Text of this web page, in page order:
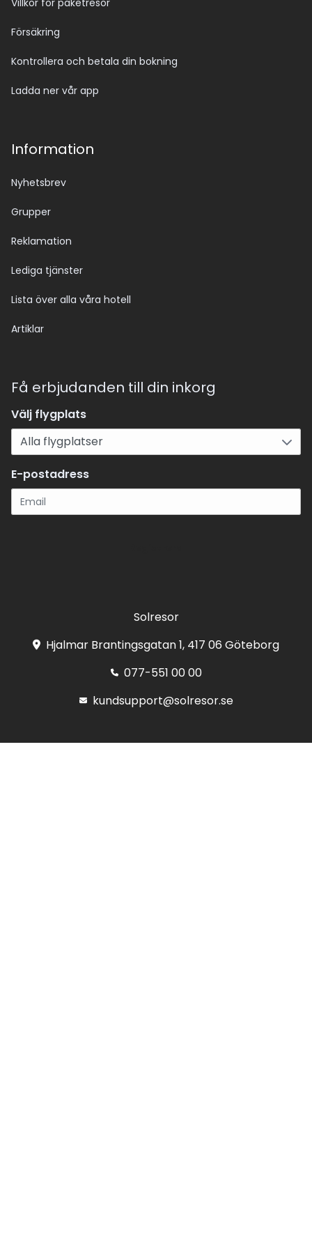
Villkor för paketresor
Försäkring
Kontrollera och betala din bokning
Ladda ner vår app
Information
Nyhetsbrev
Grupper
Reklamation
Lediga tjänster
Lista över alla våra hotell
Artiklar
Få erbjudanden till din inkorg
Välj flygplats
E-postadress
Solresor
Hjalmar Brantingsgatan 1, 417 06 Göteborg
077-551 00 00
kundsupport@solresor.se